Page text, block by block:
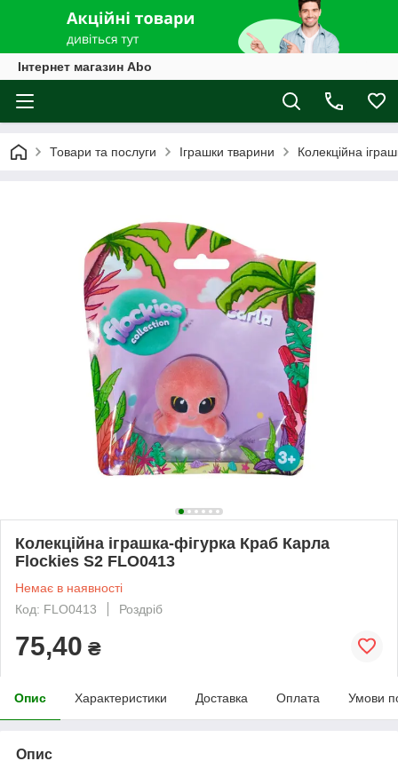
Інтернет магазин Abo
Товари та послуги Іграшки тварини Колекційна
Колекційна іграшка-фігурка Краб Карла
Flockies S2 FLO0413
Немає в наявності
Код: FLO0413
Роздріб
75,40 ₴
Опис Характеристики Доставка Оплата Умови
Опис